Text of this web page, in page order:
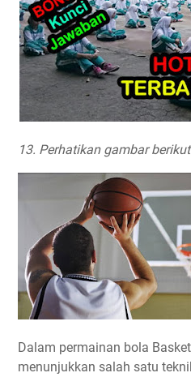
13. Perhatikan gambar
Dalam permainan bola
menunjukkan salah satu